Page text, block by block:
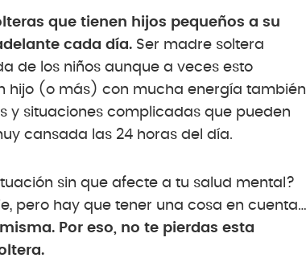
que tienen hijos pequeños a su
cada día. Ser madre soltera
de los niños aunque a veces esto
hijo (o más) con mucha energía también
y situaciones complicadas que pueden
cansada las 24 horas del día.
sin que afecte a tu salud mental?
pero hay que tener una cosa en cuenta…
Por eso, no te pierdas esta